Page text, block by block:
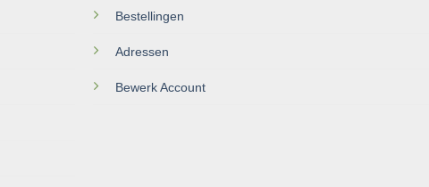
Bestellingen
Adressen
Bewerk Account